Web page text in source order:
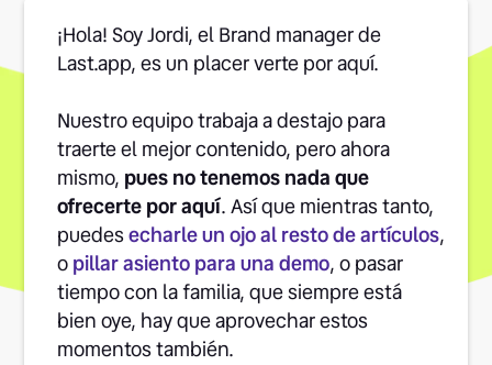
¡Hola! Soy Jordi, el Brand manager de
Last.app, es un placer verte por aquí.
Nuestro equipo trabaja a destajo para
traerte el mejor contenido, pero ahora
mismo, pues no tenemos nada que
ofrecerte por aquí. Así que mientras tanto,
puedesecharle un ojo al resto de artículos,
opillar asiento para una demo, o pasar
tiempo con la familia, que siempre está
bien oye, hay que aprovechar estos
momentos también.